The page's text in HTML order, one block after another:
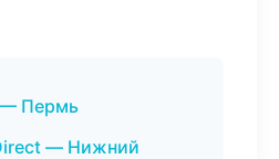
Пермь
— Нижний